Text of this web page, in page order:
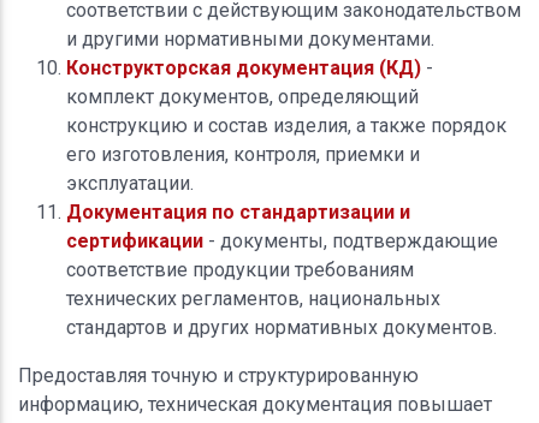
соответствии с действующим законодательством
и другими нормативными документами.
Конструкторская документация (КД) -
комплект документов, определяющий
конструкцию и состав изделия, а также порядок
его изготовления, контроля, приемки и
эксплуатации.
Документация по стандартизации и
сертификации - документы, подтверждающие
соответствие продукции требованиям
технических регламентов, национальных
стандартов и других нормативных документов.
Предоставляя точную и структурированную
информацию, техническая документация повышает